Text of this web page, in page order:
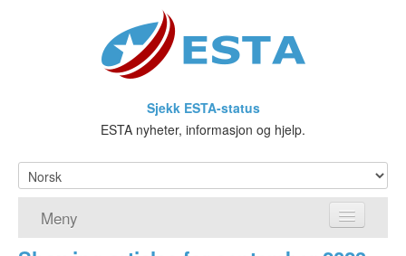
Sjekk ESTA-status
ESTA nyheter, informasjon og hjelp.
Meny